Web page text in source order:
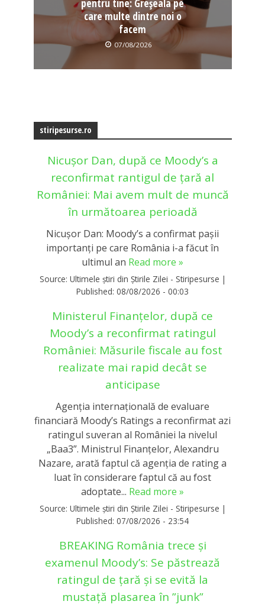
pentru tine: Greșeala pe
care multe dintre noi o
facem
07/08/2026
stiripesurse.ro
Nicușor Dan, după ce Moody’s a
reconfirmat rantigul de țară al
României: Mai avem mult de muncă
în următoarea perioadă
Nicușor Dan: Moody’s a confirmat pașii
importanți pe care România i-a făcut în
ultimul an Read more »
Source: Ultimele știri din Știrile Zilei - Stiripesurse |
Published: 08/08/2026 - 00:03
Ministerul Finanțelor, după ce
Moody’s a reconfirmat ratingul
României: Măsurile fiscale au fost
realizate mai rapid decât se
anticipase
Agenția internațională de evaluare
financiară Moody’s Ratings a reconfirmat azi
ratingul suveran al României la nivelul
„Baa3”. Ministrul Finanțelor, Alexandru
Nazare, arată faptul că agenția de rating a
luat în considerare faptul că au fost
adoptate... Read more »
Source: Ultimele știri din Știrile Zilei - Stiripesurse |
Published: 07/08/2026 - 23:54
BREAKING România trece și
examenul Moody’s: Se păstrează
ratingul de țară și se evită la
mustață plasarea în ”junk”